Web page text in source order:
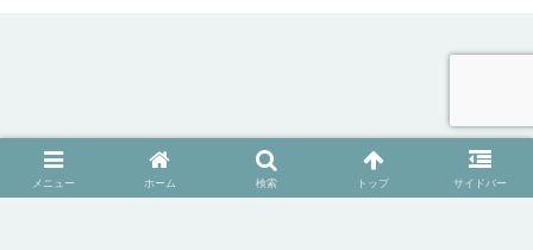
メニュー ホーム 検索 トップ サイドバー